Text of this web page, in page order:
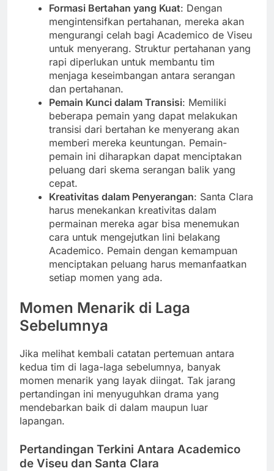
Formasi Bertahan yang Kuat: Dengan
mengintensifkan pertahanan, mereka akan
mengurangi celah bagi Academico de Viseu
untuk menyerang. Struktur pertahanan yang
rapi diperlukan untuk membantu tim
menjaga keseimbangan antara serangan
dan pertahanan.
Pemain Kunci dalam Transisi: Memiliki
beberapa pemain yang dapat melakukan
transisi dari bertahan ke menyerang akan
memberi mereka keuntungan. Pemain-
pemain ini diharapkan dapat menciptakan
peluang dari skema serangan balik yang
cepat.
Kreativitas dalam Penyerangan: Santa Clara
harus menekankan kreativitas dalam
permainan mereka agar bisa menemukan
cara untuk mengejutkan lini belakang
Academico. Pemain dengan kemampuan
menciptakan peluang harus memanfaatkan
setiap momen yang ada.
Momen Menarik di Laga
Sebelumnya
Jika melihat kembali catatan pertemuan antara
kedua tim di laga-laga sebelumnya, banyak
momen menarik yang layak diingat. Tak jarang
pertandingan ini menyuguhkan drama yang
mendebarkan baik di dalam maupun luar
lapangan.
Pertandingan Terkini Antara Academico
de Viseu dan Santa Clara